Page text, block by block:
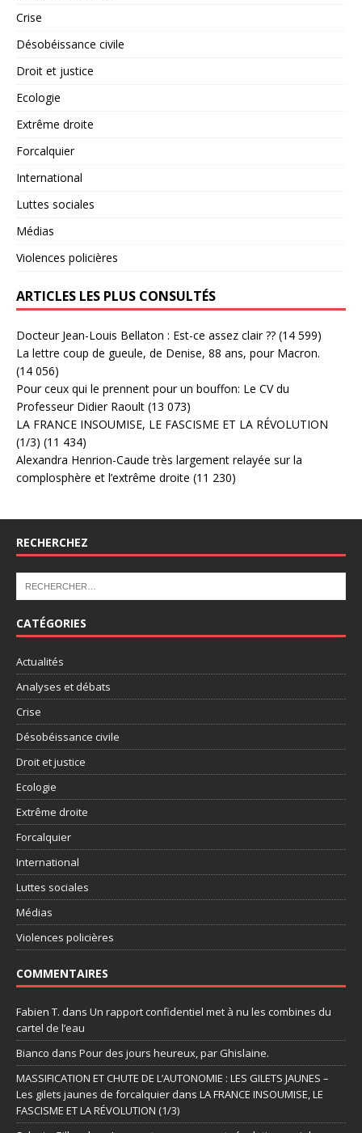
Crise
Désobéissance civile
Droit et justice
Ecologie
Extrême droite
Forcalquier
International
Luttes sociales
Médias
Violences policières
ARTICLES LES PLUS CONSULTÉS
Docteur Jean-Louis Bellaton : Est-ce assez clair ?? (14 599)
La lettre coup de gueule, de Denise, 88 ans, pour Macron.
(14 056)
Pour ceux qui le prennent pour un bouffon: Le CV du
Professeur Didier Raoult (13 073)
LA FRANCE INSOUMISE, LE FASCISME ET LA RÉVOLUTION
(1/3) (11 434)
Alexandra Henrion-Caude très largement relayée sur la
complosphère et l’extrême droite (11 230)
RECHERCHEZ
CATÉGORIES
Actualités
Analyses et débats
Crise
Désobéissance civile
Droit et justice
Ecologie
Extrême droite
Forcalquier
International
Luttes sociales
Médias
Violences policières
COMMENTAIRES
Fabien T. dans Un rapport confidentiel met à nu les combines du
cartel de l’eau
Bianco dans Pour des jours heureux, par Ghislaine.
MASSIFICATION ET CHUTE DE L’AUTONOMIE : LES GILETS JAUNES –
Les gilets jaunes de forcalquier dans LA FRANCE INSOUMISE, LE
FASCISME ET LA RÉVOLUTION (1/3)